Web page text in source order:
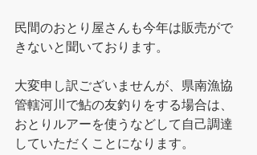
民間のおとり屋さんも今年は販売がで
きないと聞いております。
大変申し訳ございませんが、県南漁協
管轄河川で鮎の友釣りをする場合は、
おとりルアーを使うなどして自己調達
していただくことになります。